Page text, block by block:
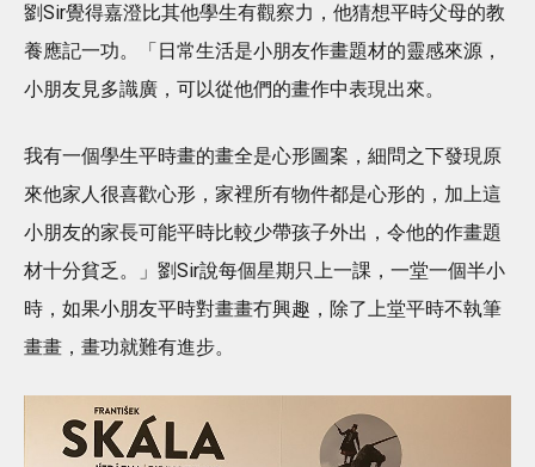
劉Sir覺得嘉澄比其他學生有觀察力，他猜想平時父母的教
養應記一功。「日常生活是小朋友作畫題材的靈感來源，
小朋友見多識廣，可以從他們的畫作中表現出來。
我有一個學生平時畫的畫全是心形圖案，細問之下發現原
來他家人很喜歡心形，家裡所有物件都是心形的，加上這
小朋友的家長可能平時比較少帶孩子外出，令他的作畫題
材十分貧乏。」劉Sir說每個星期只上一課，一堂一個半小
時，如果小朋友平時對畫畫冇興趣，除了上堂平時不執筆
畫畫，畫功就難有進步。